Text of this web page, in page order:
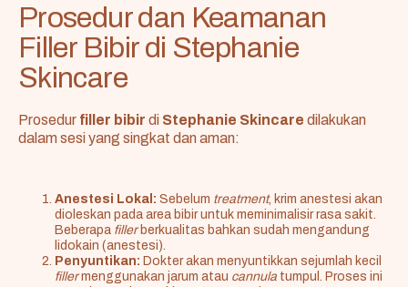
Prosedur dan Keamanan
Filler Bibir di Stephanie
Skincare
Prosedur filler bibir di Stephanie Skincare dilakukan
dalam sesi yang singkat dan aman:
Anestesi Lokal: Sebelum treatment, krim anestesi akan
dioleskan pada area bibir untuk meminimalisir rasa sakit.
Beberapa fillerberkualitas bahkan sudah mengandung
lidokain (anestesi).
Penyuntikan: Dokter akan menyuntikkan sejumlah kecil
fillermenggunakan jarum atau cannula tumpul. Proses ini